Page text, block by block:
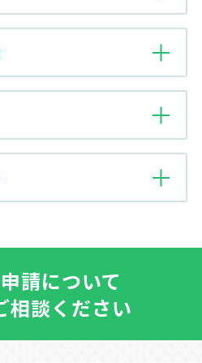
請について
相談ください